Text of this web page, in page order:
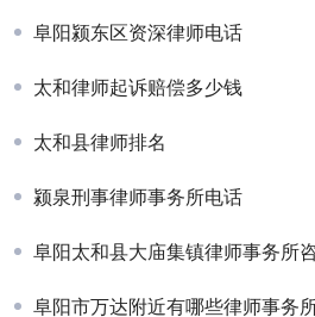
阜阳颍东区资深律师电话
太和律师起诉赔偿多少钱
太和县律师排名
颍泉刑事律师事务所电话
阜阳太和县大庙集镇律师事务所
阜阳市万达附近有哪些律师事务